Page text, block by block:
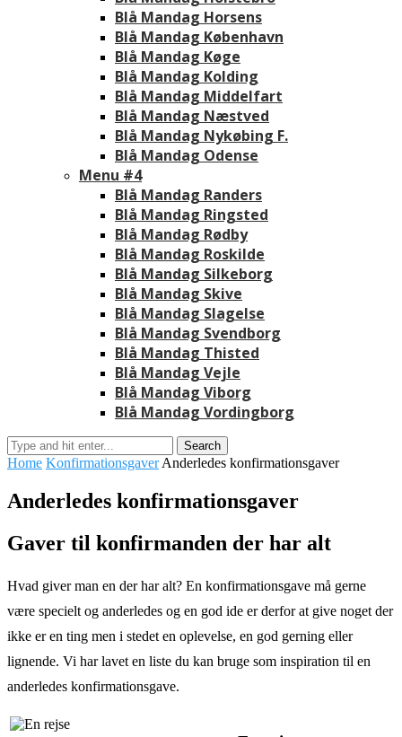
Blå Mandag Horsens
Blå Mandag København
Blå Mandag Køge
Blå Mandag Kolding
Blå Mandag Middelfart
Blå Mandag Næstved
Blå Mandag Nykøbing F.
Blå Mandag Odense
Menu #4
Blå Mandag Randers
Blå Mandag Ringsted
Blå Mandag Rødby
Blå Mandag Roskilde
Blå Mandag Silkeborg
Blå Mandag Skive
Blå Mandag Slagelse
Blå Mandag Svendborg
Blå Mandag Thisted
Blå Mandag Vejle
Blå Mandag Viborg
Blå Mandag Vordingborg
Home Konfirmationsgaver Anderledes konfirmationsgaver
Anderledes konfirmationsgaver
Gaver til konfirmanden der har alt
Hvad giver man en der har alt? En konfirmationsgave må gerne
være specielt og anderledes og en god ide er derfor at give noget der
ikke er en ting men i stedet en oplevelse, en god gerning eller
lignende. Vi har lavet en liste du kan bruge som inspiration til en
anderledes konfirmationsgave.